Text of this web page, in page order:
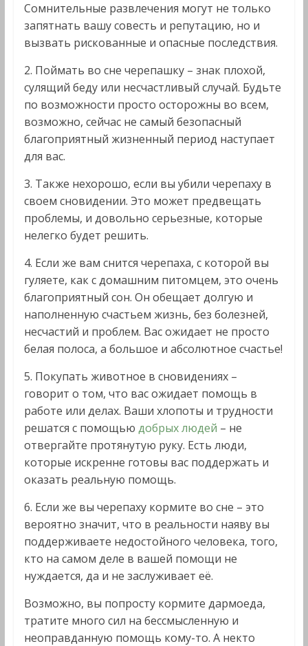
Сомнительные развлечения могут не только
запятнать вашу совесть и репутацию, но и
вызвать рискованные и опасные последствия.
2. Поймать во сне черепашку – знак плохой,
сулящий беду или несчастливый случай. Будьте
по возможности просто осторожны во всем,
возможно, сейчас не самый безопасный
благоприятный жизненный период наступает
для вас.
3. Также нехорошо, если вы убили черепаху в
своем сновидении. Это может предвещать
проблемы, и довольно серьезные, которые
нелегко будет решить.
4. Если же вам снится черепаха, с которой вы
гуляете, как с домашним питомцем, это очень
благоприятный сон. Он обещает долгую и
наполненную счастьем жизнь, без болезней,
несчастий и проблем. Вас ожидает не просто
белая полоса, а большое и абсолютное счастье!
5. Покупать животное в сновидениях –
говорит о том, что вас ожидает помощь в
работе или делах. Ваши хлопоты и трудности
решатся с помощью добрых людей – не
отвергайте протянутую руку. Есть люди,
которые искренне готовы вас поддержать и
оказать реальную помощь.
6. Если же вы черепаху кормите во сне – это
вероятно значит, что в реальности наяву вы
поддерживаете недостойного человека, того,
кто на самом деле в вашей помощи не
нуждается, да и не заслуживает её.
Возможно, вы попросту кормите дармоеда,
тратите много сил на бессмысленную и
неоправданную помощь кому-то. А некто